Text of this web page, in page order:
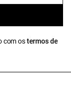
com ostermos de